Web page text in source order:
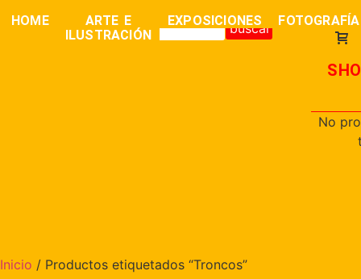
HOME
ARTE E
ILUSTRACIÓN
EXPOSICIONES FOTOGRAFÍA
buscar
0,00€
No
Inicio / Productos etiquetados “Troncos”